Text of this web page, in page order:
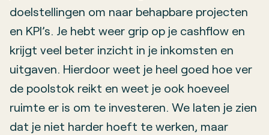
doelstellingen om naar behapbare projecten
en KPI’s. Je hebt weer grip op je cashflow en
krijgt veel beter inzicht in je inkomsten en
uitgaven. Hierdoor weet je heel goed hoe ver
de poolstok reikt en weet je ook hoeveel
ruimte er is om te investeren. We laten je zien
dat je niet harder hoeft te werken, maar